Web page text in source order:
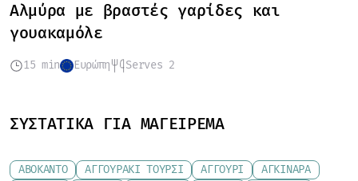
Αλμύρα με βραστές γαρίδες και
γουακαμόλε
15 min Ευρώπη Serves 2
ΣΥΣΤΑΤΙΚΆ ΓΙΑ ΜΑΓΕΊΡΕΜΑ
ΑΒΟΚΆΝΤΟ ΑΓΓΟΥΡΆΚΙ ΤΟΥΡΣΊ ΑΓΓΟΎΡΙ
ΑΓΚΙΝΆΡΑ